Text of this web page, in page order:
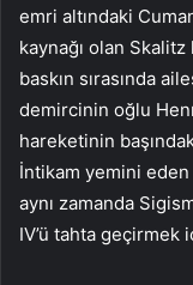
emri altındaki
kaynağı olan
baskın sırasında
demircinin oğlu
hareketinin
İntikam yemini eden
aynı zamanda
IV’ü tahta